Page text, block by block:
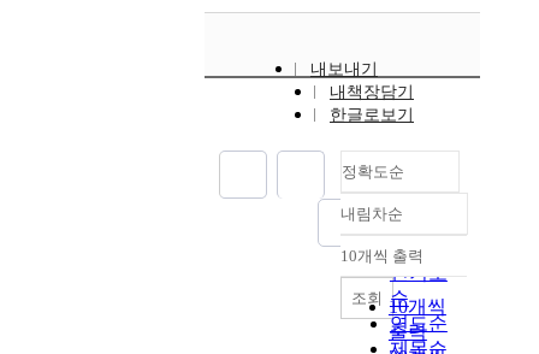
내보내기
내책장담기
한글로보기
정확도순
정확도
순
인기도
순
연도순
제목순
내림차순
내림차순
10개씩 출력
10개씩
출력
조회